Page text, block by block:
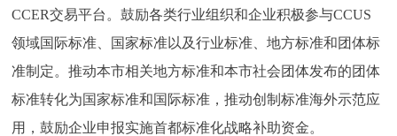
CCER交易平台。鼓励各类行业组织和企业积极参与CCUS
领域国际标准、国家标准以及行业标准、地方标准和团体标
准制定。推动本市相关地方标准和本市社会团体发布的团体
标准转化为国家标准和国际标准，推动创制标准海外示范应
用，鼓励企业申报实施首都标准化战略补助资金。